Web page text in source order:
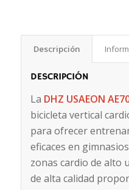
Descripción
DESCRIPCIÓN
La DHZ USAEON
bicicleta vertical
para ofrecer
eficaces en
zonas cardio de alto
de alta calidad